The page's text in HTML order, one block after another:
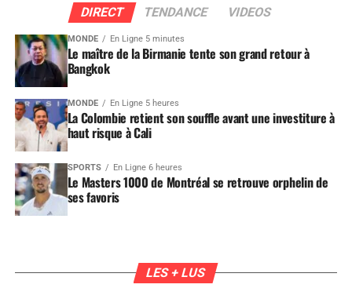
DIRECT TENDANCE VIDEOS
MONDE En Ligne 5 minutes
Le maître de la Birmanie tente son grand retour à
Bangkok
MONDE En Ligne 5 heures
La Colombie retient son souffle avant une investiture à
haut risque à Cali
SPORTS En Ligne 6 heures
Le Masters 1000 de Montréal se retrouve orphelin de
ses favoris
LES + LUS